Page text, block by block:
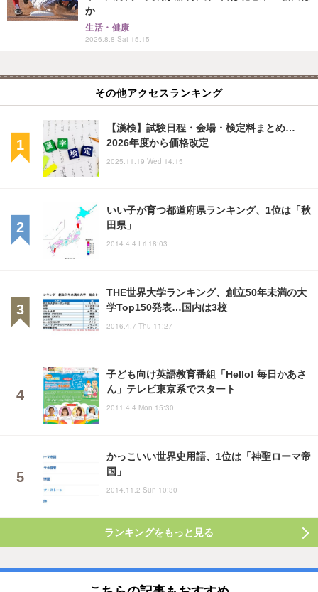
か
生活・健康
2026.8.8 Sat 15:15
その他アクセスランキング
【漢検】試験日程・会場・検定料まとめ…
2026年度から価格改定
2025.11.19 Wed 14:15
いい子が育つ都道府県ランキング、1位は「秋
田県」
2014.4.4 Fri 18:03
THE世界大学ランキング、創立50年未満の大
学Top150発表…国内は3校
2016.4.7 Thu 11:27
子ども向け英語教育番組「Hello! 毎日かあさ
ん」テレビ東京系でスタート
2011.4.4 Mon 15:30
かっこいい世界史用語、1位は「神聖ローマ帝
国」
2014.11.2 Sun 10:30
ランキングをもっと見る